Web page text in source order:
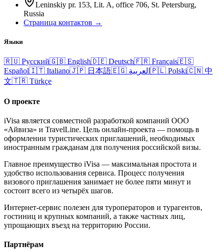
Leninskiy pr. 153, Lit. A, office 706, St. Petersburg,
Russia
Страница контактов →
Языки
🇷🇺 Русский🇬🇧 English🇩🇪 Deutsch🇫🇷 Français🇪🇸
Español🇮🇹 Italiano🇯🇵 日本語🇪🇬 العربية 🇵🇱 Polski🇨🇳 中
文🇹🇷 Türkçe
О проекте
iVisa является совместной разработкой компаний ООО
«Айвиза» и TravelLine. Цель онлайн-проекта — помощь в
оформлении туристических приглашений, необходимых
иностранным гражданам для получения российской визы.
Главное преимущество iVisa — максимальная простота и
удобство использования сервиса. Процесс получения
визового приглашения занимает не более пяти минут и
состоит всего из четырёх шагов.
Интернет-сервис полезен для туроператоров и турагентов,
гостиниц и крупных компаний, а также частных лиц,
упрощающих въезд на территорию России.
Партнёрам